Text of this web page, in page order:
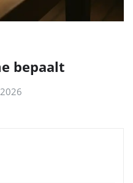
bepaalt